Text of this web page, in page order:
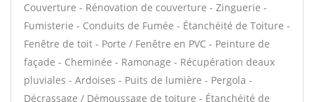
Couverture - Rénovation de couverture - Zinguerie -
Fumisterie - Conduits de Fumée - Étanchéité de Toiture -
Fenêtre de toit - Porte / Fenêtre en PVC - Peinture de
façade - Cheminée - Ramonage - Récupération deaux
pluviales - Ardoises - Puits de lumière - Pergola -
Décrassage / Démoussage de toiture - Étanchéité de